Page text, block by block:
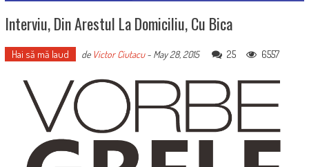
Interviu, Din Arestul La Domiciliu, Cu Bica
Hai să mă laud de Victor Ciutacu- May 28, 2015 25 6557